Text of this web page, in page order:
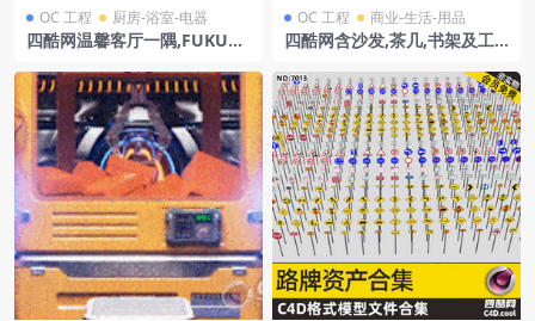
OC 工程 厨房-浴室-电器
四酷网温馨客厅一隅,FUKUR
OC 工程 商业-生活-用品
四酷网含沙发,茶几,书架及工